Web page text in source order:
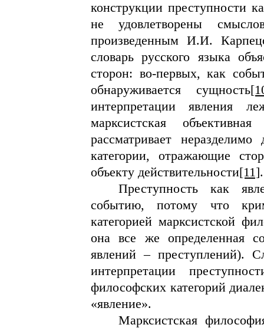
конструкции преступности
не удовлетворены
произведенным И.И.
словарь русского языка
сторон: во-первых, как
обнаруживается сущность
интерпретации явления
марксистская
рассматривает
категории, отражающие
объекту действительности[11].
Преступность как
событию, потому что
категорией марксистской
она все же определенная
явлений – преступлений).
интерпретации
философских категорий
«явление».
Марксистская